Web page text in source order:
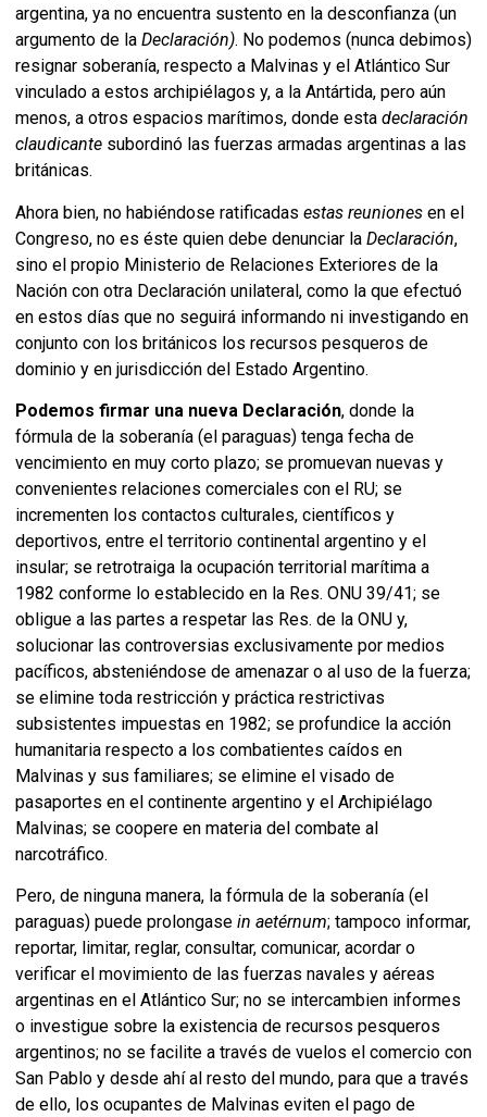
argentina, ya no encuentra sustento en la desconfianza (un
argumento de la Declaración). No podemos (nunca debimos)
resignar soberanía, respecto a Malvinas y el Atlántico Sur
vinculado a estos archipiélagos y, a la Antártida, pero aún
menos, a otros espacios marítimos, donde esta declaración
claudicante subordinó las fuerzas armadas argentinas a las
británicas.
Ahora bien, no habiéndose ratificadas estas reuniones en el
Congreso, no es éste quien debe denunciar la Declaración,
sino el propio Ministerio de Relaciones Exteriores de la
Nación con otra Declaración unilateral, como la que efectuó
en estos días que no seguirá informando ni investigando en
conjunto con los británicos los recursos pesqueros de
dominio y en jurisdicción del Estado Argentino.
Podemos firmar una nueva Declaración, donde la
fórmula de la soberanía (el paraguas) tenga fecha de
vencimiento en muy corto plazo; se promuevan nuevas y
convenientes relaciones comerciales con el RU; se
incrementen los contactos culturales, científicos y
deportivos, entre el territorio continental argentino y el
insular; se retrotraiga la ocupación territorial marítima a
1982 conforme lo establecido en la Res. ONU 39/41; se
obligue a las partes a respetar las Res. de la ONU y,
solucionar las controversias exclusivamente por medios
pacíficos, absteniéndose de amenazar o al uso de la fuerza;
se elimine toda restricción y práctica restrictivas
subsistentes impuestas en 1982; se profundice la acción
humanitaria respecto a los combatientes caídos en
Malvinas y sus familiares; se elimine el visado de
pasaportes en el continente argentino y el Archipiélago
Malvinas; se coopere en materia del combate al
narcotráfico.
Pero, de ninguna manera, la fórmula de la soberanía (el
paraguas) puede prolongase in aetérnum; tampoco informar,
reportar, limitar, reglar, consultar, comunicar, acordar o
verificar el movimiento de las fuerzas navales y aéreas
argentinas en el Atlántico Sur; no se intercambien informes
o investigue sobre la existencia de recursos pesqueros
argentinos; no se facilite a través de vuelos el comercio con
San Pablo y desde ahí al resto del mundo, para que a través
de ello, los ocupantes de Malvinas eviten el pago de